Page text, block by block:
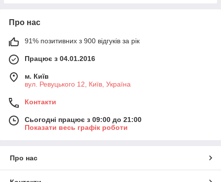
Про нас
91% позитивних з 900 відгуків за рік
Працює з 04.01.2016
м. Київ
вул. Ревуцького 12, Київ, Україна
Контакти
Сьогодні працює з 09:00 до 21:00
Показати весь графік роботи
Про нас